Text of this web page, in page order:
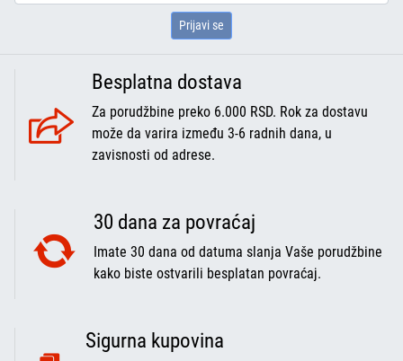
Prijavi se
Besplatna dostava
Za porudžbine preko 6.000 RSD. Rok za dostavu
može da varira između 3-6 radnih dana, u
zavisnosti od adrese.
30 dana za povraćaj
Imate 30 dana od datuma slanja Vaše porudžbine
kako biste ostvarili besplatan povraćaj.
Sigurna kupovina